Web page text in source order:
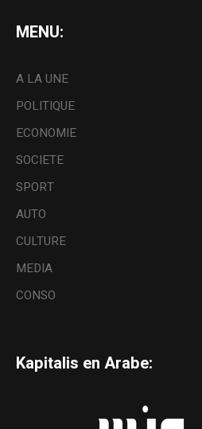
MENU:
A LA UNE
POLITIQUE
ECONOMIE
SOCIETE
SPORT
AUTO
CULTURE
MEDIA
CONSO
Kapitalis en Arabe: